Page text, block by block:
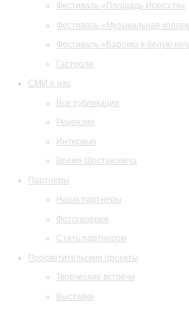
Фестиваль «Площадь Искусств»
Фестиваль «Музыкальная
Фестиваль «Барокко в белую
Гастроли
СМИ о нас
Все публикации
Рецензии
Интервью
Время Шостаковича
Партнеры
Наши партнеры
Фотогалерея
Стать партнером
Просветительские проекты
Творческие встречи
Выставки